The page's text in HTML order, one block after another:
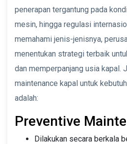
penerapan tergantung pada
mesin, hingga regulasi
memahami jenis-jenisnya,
menentukan strategi terbaik
dan memperpanjang usia kapal.
maintenance kapal untuk
adalah:
Preventive
Dilakukan secara berkala